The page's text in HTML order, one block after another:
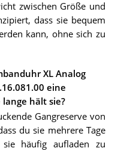
zwischen Größe und
dass sie bequem
kann, ohne sich zu
XL Analog
eine
lange hält sie?
Gangreserve von
du sie mehrere Tage
häufig aufladen zu